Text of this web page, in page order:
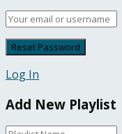
Log In
Add New Playlist